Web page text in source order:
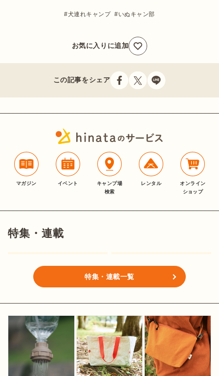
犬連れキャンプ いぬキャン部
お気に入りに追加
この記事をシェア
マガジン イベント
キャンプ場
検索
レンタル
オンライン
ショップ
特集・連載
特集・連載一覧